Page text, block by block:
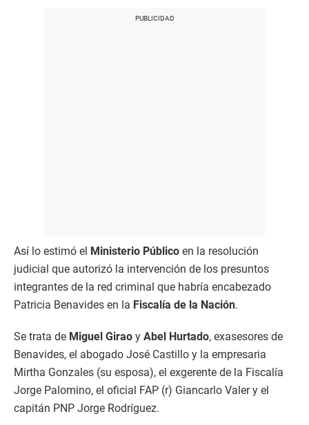
Así lo estimó el Ministerio Público en la resolución
judicial que autorizó la intervención de los presuntos
integrantes de la red criminal que habría encabezado
Patricia Benavides en la Fiscalía de la Nación.
Se trata de Miguel Girao y Abel Hurtado, exasesores de
Benavides, el abogado José Castillo y la empresaria
Mirtha Gonzales (su esposa), el exgerente de la Fiscalía
Jorge Palomino, el oficial FAP (r) Giancarlo Valer y el
capitán PNP Jorge Rodríguez.